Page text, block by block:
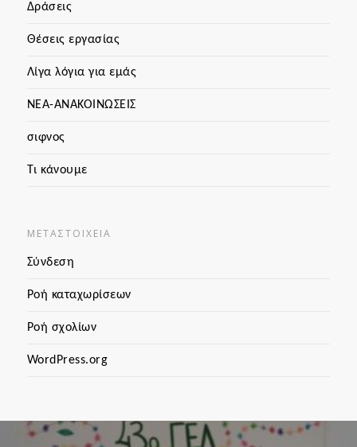
Δράσεις
Θέσεις εργασίας
Λίγα λόγια για εμάς
ΝΕΑ-ΑΝΑΚΟΙΝΩΣΕΙΣ
σιφνος
Τι κάνουμε
ΜΕΤΑΣΤΟΙΧΕΊΑ
Σύνδεση
Ροή καταχωρίσεων
Ροή σχολίων
WordPress.org